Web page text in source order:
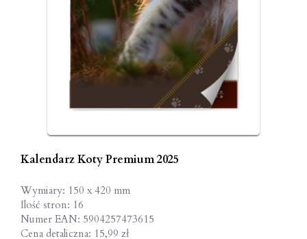
Kalendarz Koty Premium 2025
Wymiary: 150 x 420 mm
Ilość stron: 16
Numer EAN: 5904257473615
Cena detaliczna: 15,99 zł